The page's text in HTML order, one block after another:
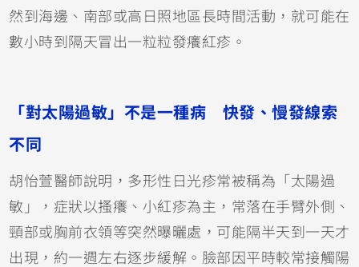
然到海邊、南部或高日照地區長時間活動，就可能在
數小時到隔天冒出一粒粒發癢紅疹。
「對太陽過敏」不是一種病 快發、慢發線索
不同
胡怡萱醫師說明，多形性日光疹常被稱為「太陽過
敏」，症狀以搔癢、小紅疹為主，常落在手臂外側、
頸部或胸前衣領等突然曝曬處，可能隔半天到一天才
出現，約一週左右逐步緩解。臉部因平時較常接觸陽